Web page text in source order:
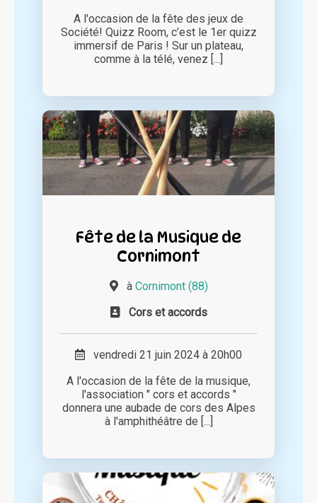
A l'occasion de la fête des jeux de
Société! Quizz Room, c’est le 1er quizz
immersif de Paris ! Sur un plateau,
comme à la télé, venez [...]
Fête de la Musique de
Cornimont
à Cornimont (88)
Cors et accords
vendredi 21 juin 2024 à 20h00
A l'occasion de la fête de la musique,
l'association " cors et accords "
donnera une aubade de cors des Alpes
à l'amphithéâtre de [...]